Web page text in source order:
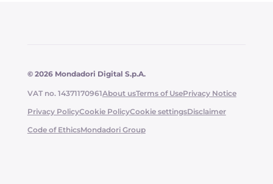
© 2026 Mondadori Digital S.p.A.
VAT no. 14371170961About usTerms of UsePrivacy Notice
Privacy PolicyCookie PolicyCookie settingsDisclaimer
Code of EthicsMondadori Group